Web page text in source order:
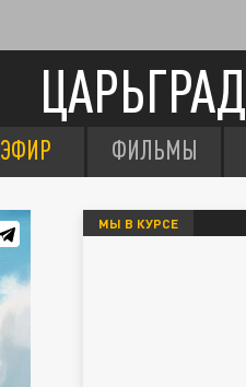
ЦАРЬГРАД
ЭФИР ФИЛЬМЫ
МЫ В КУРСЕ